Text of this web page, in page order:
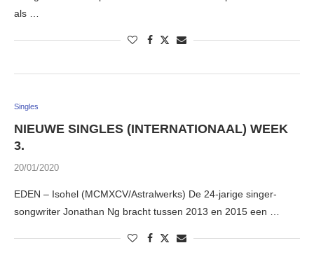
als …
Singles
NIEUWE SINGLES (INTERNATIONAAL) WEEK
3.
20/01/2020
EDEN – Isohel (MCMXCV/Astralwerks) De 24-jarige singer-
songwriter Jonathan Ng bracht tussen 2013 en 2015 een …